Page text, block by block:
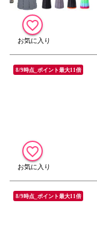
8/9時点_ポイント最大11倍
8/9時点_ポイント最大11倍